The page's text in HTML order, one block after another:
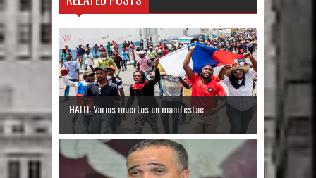
HAITI: Varios muertos en manifestac...